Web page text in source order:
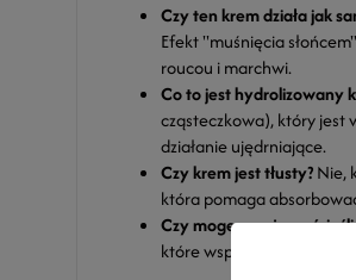
Czy ten krem działa jak
Efekt "muśnięcia
roucou i marchwi.
Co to jest hydrolizowany
cząsteczkowa), który jest
działanie ujędrniające.
Czy krem jest tłusty?Nie,
która pomaga
Czy mogę go używać,
które wspierają